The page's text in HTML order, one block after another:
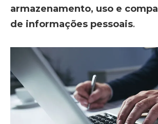
armazenamento, uso e
de informações pessoais.